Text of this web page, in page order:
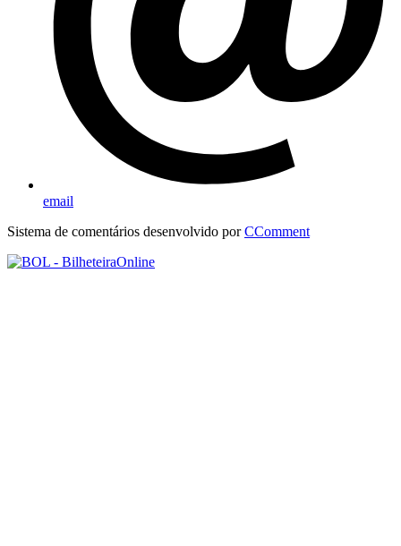
email
Sistema de comentários desenvolvido porCComment